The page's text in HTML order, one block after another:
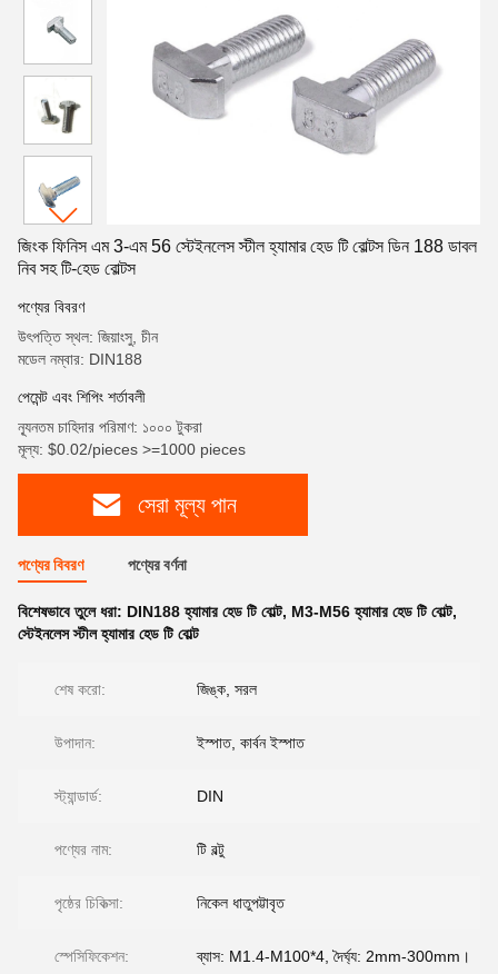
জিংক ফিনিস এম 3-এম 56 স্টেইনলেস স্টীল হ্যামার হেড টি বোল্টস ডিন 188 ডাবল
নিব সহ টি-হেড বোল্টস
পণ্যের বিবরণ
উৎপত্তি স্থল: জিয়াংসু, চীন
মডেল নম্বার: DIN188
পেমেন্ট এবং শিপিং শর্তাবলী
ন্যূনতম চাহিদার পরিমাণ: ১০০০ টুকরা
মূল্য: $0.02/pieces >=1000 pieces
সেরা মূল্য পান
পণ্যের বিবরণ পণ্যের বর্ণনা
বিশেষভাবে তুলে ধরা: DIN188 হ্যামার হেড টি বোল্ট, M3-M56 হ্যামার হেড টি বোল্ট,
স্টেইনলেস স্টীল হ্যামার হেড টি বোল্ট
শেষ করো: জিঙ্ক, সরল
উপাদান: ইস্পাত, কার্বন ইস্পাত
স্ট্যান্ডার্ড: DIN
পণ্যের নাম: টি বল্টু
পৃষ্ঠের চিকিত্সা: নিকেল ধাতুপট্টাবৃত
স্পেসিফিকেশন: ব্যাস: M1.4-M100*4, দৈর্ঘ্য: 2mm-300mm।